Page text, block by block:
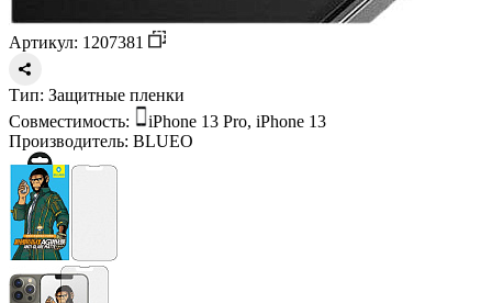
Артикул: 1207381
Тип: Защитные пленки
Совместимость:
iPhone 13 Pro, iPhone 13
Производитель: BLUEO